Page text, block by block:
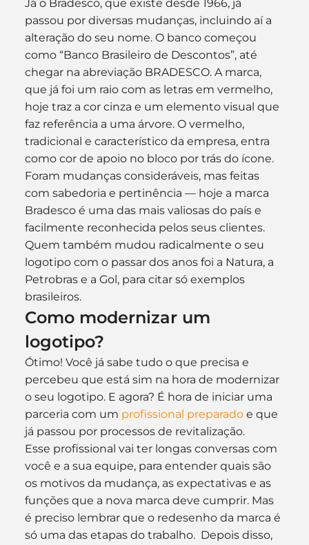
Já o Bradesco, que existe desde 1966, já
passou por diversas mudanças, incluindo aí a
alteração do seu nome. O banco começou
como “Banco Brasileiro de Descontos”, até
chegar na abreviação BRADESCO. A marca,
que já foi um raio com as letras em vermelho,
hoje traz a cor cinza e um elemento visual que
faz referência a uma árvore. O vermelho,
tradicional e característico da empresa, entra
como cor de apoio no bloco por trás do ícone.
Foram mudanças consideráveis, mas feitas
com sabedoria e pertinência — hoje a marca
Bradesco é uma das mais valiosas do país e
facilmente reconhecida pelos seus clientes.
Quem também mudou radicalmente o seu
logotipo com o passar dos anos foi a Natura, a
Petrobras e a Gol, para citar só exemplos
brasileiros.
Como modernizar um
logotipo?
Ótimo! Você já sabe tudo o que precisa e
percebeu que está sim na hora de modernizar
o seu logotipo. E agora? É hora de iniciar uma
parceria com um profissional preparado e que
já passou por processos de revitalização.
Esse profissional vai ter longas conversas com
você e a sua equipe, para entender quais são
os motivos da mudança, as expectativas e as
funções que a nova marca deve cumprir. Mas
é preciso lembrar que o redesenho da marca é
só uma das etapas do trabalho.  Depois disso,